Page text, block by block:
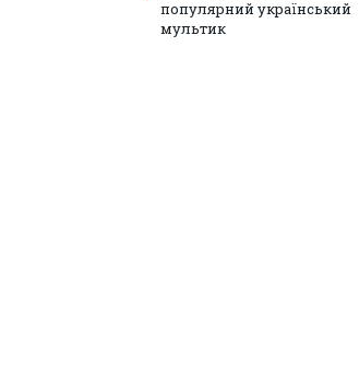
популярний український
мультик